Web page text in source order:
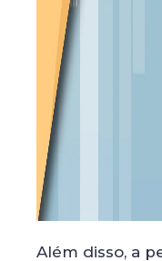
Além disso, a